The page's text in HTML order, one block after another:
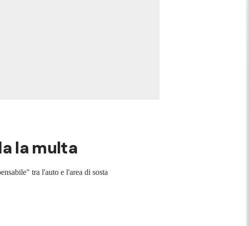
la multa
tra l'auto e l'area di sosta